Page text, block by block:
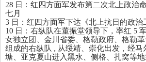
28 日：红四方面军发布第二次北上政治命
七月
3 日：红四方面军下达《北上抗日的政治
10 日：右纵队在董振堂领导下，率红 5
女独立团、金川省委、格勒政府、格勒
组成的右纵队 , 从绥靖、崇化出发，经马
塘、亚克夏山进入黑水、侧格、扎窝等